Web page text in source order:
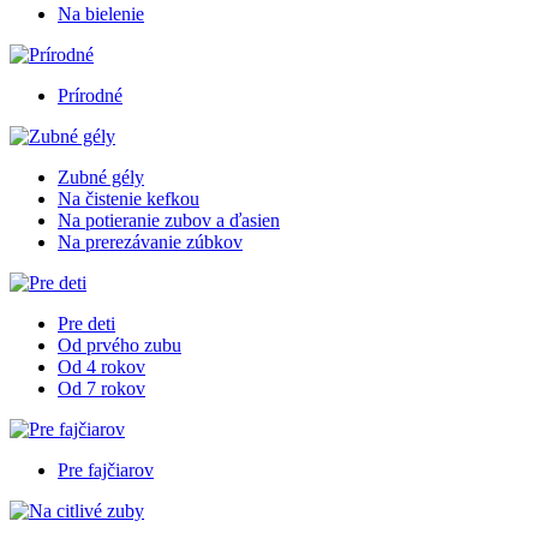
Na bielenie
Prírodné
Zubné gély
Na čistenie kefkou
Na potieranie zubov a ďasien
Na prerezávanie zúbkov
Pre deti
Od prvého zubu
Od 4 rokov
Od 7 rokov
Pre fajčiarov